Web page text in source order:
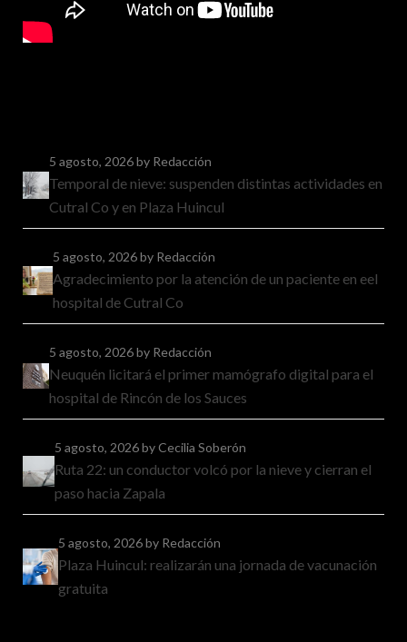
5 agosto, 2026by Redacción
Temporal de nieve: suspenden distintas actividades en
Cutral Co y en Plaza Huincul
5 agosto, 2026by Redacción
Agradecimiento por la atención de un paciente en eel
hospital de Cutral Co
5 agosto, 2026by Redacción
Neuquén licitará el primer mamógrafo digital para el
hospital de Rincón de los Sauces
5 agosto, 2026by Cecilia Soberón
Ruta 22: un conductor volcó por la nieve y cierran el
paso hacia Zapala
5 agosto, 2026by Redacción
Plaza Huincul: realizarán una jornada de vacunación
gratuita